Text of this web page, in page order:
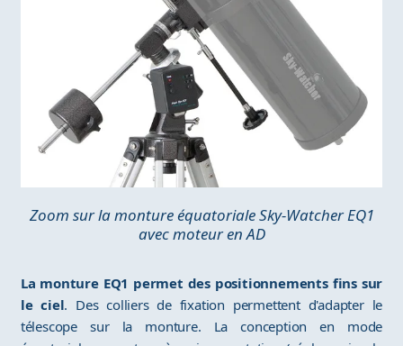
Zoom sur la monture équatoriale Sky-Watcher EQ1
avec moteur en AD
La monture EQ1 permet des positionnements fins sur
le ciel. Des colliers de fixation permettent d'adapter le
télescope sur la monture. La conception en mode